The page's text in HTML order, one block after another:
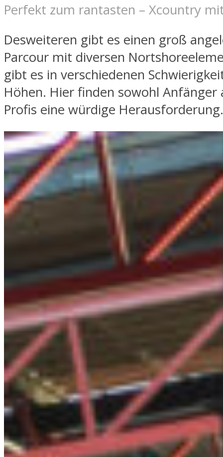
Perfekt zum rantasten – Xcountry
Desweiteren gibt es einen groß
Parcour mit diversen
gibt es in verschiedenen
Höhen. Hier finden sowohl Anfänger
Profis eine würdige Herausforderung.